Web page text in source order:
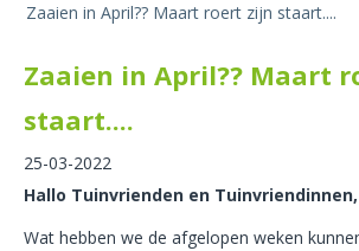
Zaaien in April?? Maart roert zijn staart....
Zaaien in April?? Maart
staart....
25-03-2022
Hallo Tuinvrienden en Tuinvriendinnen,
Wat hebben we de afgelopen weken